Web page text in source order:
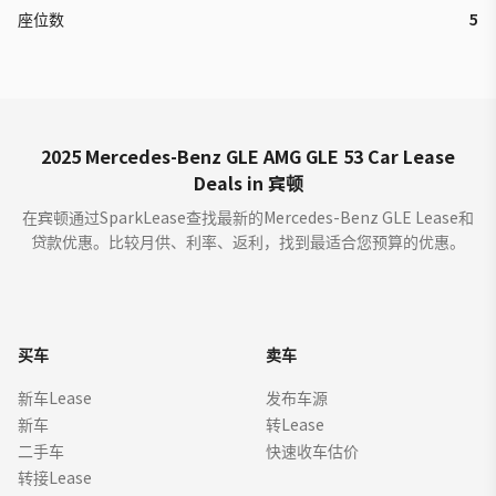
座位数 5
2025 Mercedes-Benz GLE AMG GLE 53 Car Lease
Deals in 宾顿
在宾顿通过SparkLease查找最新的Mercedes-Benz GLE Lease和
贷款优惠。比较月供、利率、返利，找到最适合您预算的优惠。
买车
新车Lease
新车
二手车
转接Lease
卖车
发布车源
转Lease
快速收车估价